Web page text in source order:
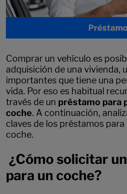
Comprar un vehículo es
adquisición de una vivienda,
importantes que tiene una
vida. Por eso es habitual
través de un préstamo para
coche. A continuación,
claves de los préstamos
coche.
¿Cómo solicitar
para un coche?